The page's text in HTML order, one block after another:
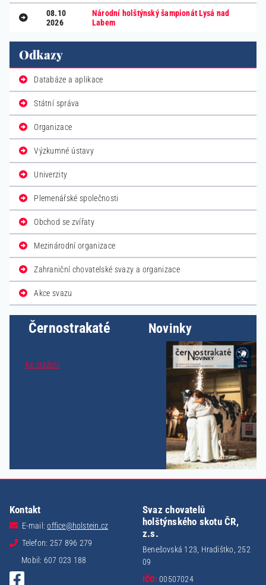
08.10
2026
Národní holštýnský šampionát Lysá nad
Labem
Odkazy
Databáze a aplikace
Státní správa
Organizace
Výzkumné ústavy
Univerzity
Plemenářské společnosti
Obchod se zvířaty
Mezinárodní organizace
Zahraniční chovatelské svazy a organizace
Akce svazu
Černostrakaté Novinky
Ke stažení
Kontakt
E-mail:office@holstein.cz
Telefon: 257 896 279
Mobil: 607 023 188
Svaz chovatelů
holštýnského skotu ČR,
z.s.
Benešovská 123, Hradištko, 252
09
IČO: 00507024